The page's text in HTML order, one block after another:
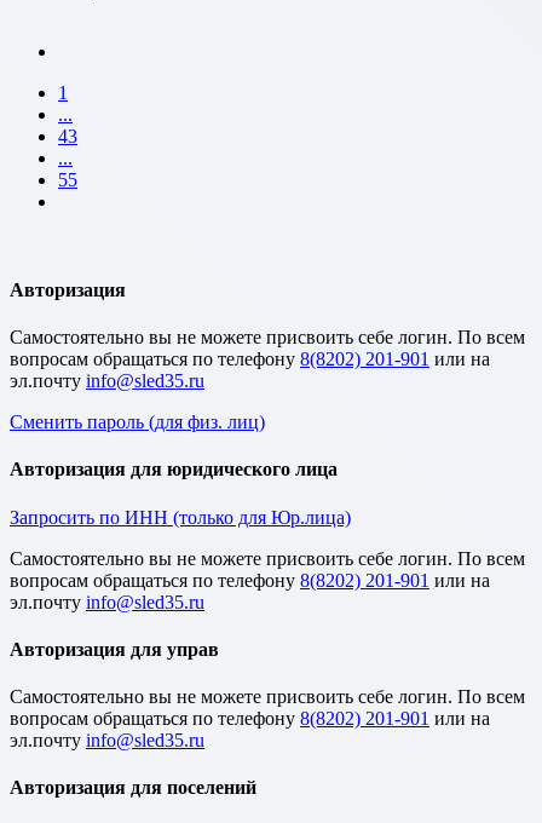
1
...
43
...
55
Авторизация
Cамостоятельно вы не можете присвоить себе логин. По всем
вопросам обращаться по телефону 8(8202) 201-901 или на
эл.почту
Сменить пароль (для физ. лиц)
Авторизация для юридического лица
Запросить по ИНН (только для Юр.лица)
Cамостоятельно вы не можете присвоить себе логин. По всем
вопросам обращаться по телефону 8(8202) 201-901 или на
эл.почту
Авторизация для управ
Cамостоятельно вы не можете присвоить себе логин. По всем
вопросам обращаться по телефону 8(8202) 201-901 или на
эл.почту
Авторизация для поселений